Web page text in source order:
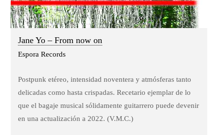
Jane Yo – From now on
Espora Records
Postpunk etéreo, intensidad noventera y atmósferas tanto
delicadas como hasta crispadas. Recetario ejemplar de lo
que el bagaje musical sólidamente guitarrero puede devenir
en una actualización a 2022. (V.M.C.)